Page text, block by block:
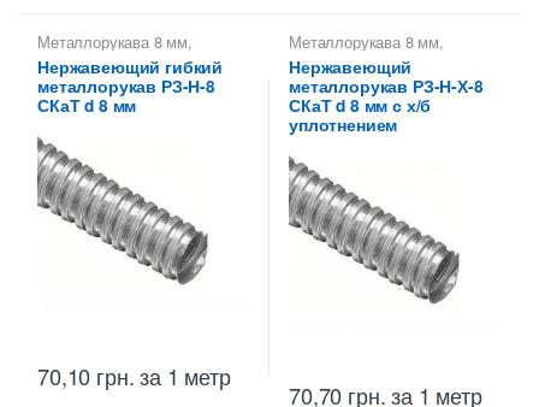
Металлорукава 8 мм,
Металлорукава для защиты
кабеля,Металлорукава
нержавеющие,
Металлорукава РЗ
Нержавеющий гибкий
металлорукав РЗ-Н-8
СКаТ d 8 мм
70,10 грн. за 1 метр
Металлорукава 8 мм,
Металлорукава для защиты
кабеля,Металлорукава
нержавеющие,
Металлорукава РЗ,
Металлорукава СКаТ
Нержавеющий
металлорукав РЗ-Н-Х-8
СКаТ d 8 мм с х/б
уплотнением
70,70 грн. за 1 метр